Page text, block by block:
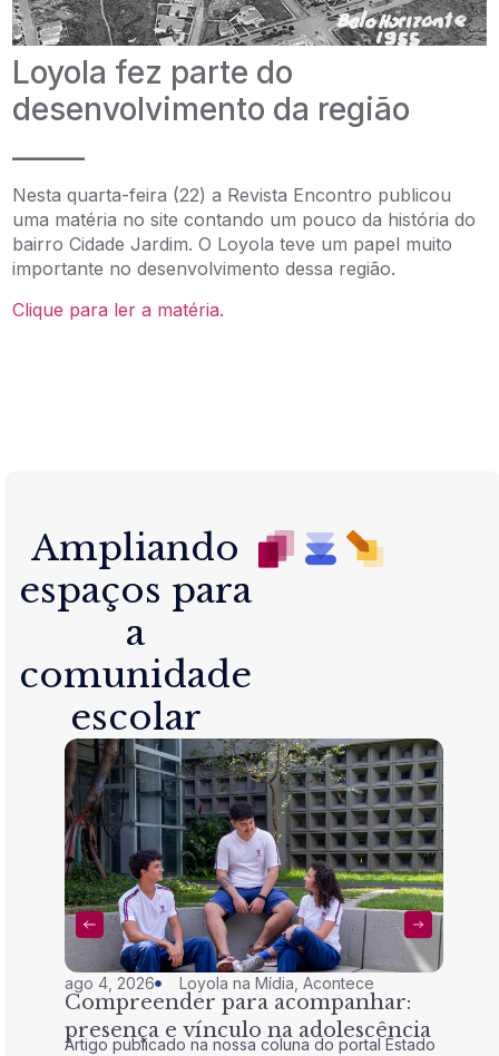
Loyola fez parte do
desenvolvimento da região
Nesta quarta-feira (22) a Revista Encontro publicou
uma matéria no site contando um pouco da história do
bairro Cidade Jardim. O Loyola teve um papel muito
importante no desenvolvimento dessa região.
Clique para ler a matéria.
Ampliando
espaços para
a
comunidade
escolar
ago 4, 2026 Loyola na Mídia ,Acontece
Compreender para acompanhar:
presença e vínculo na adolescência
Artigo publicado na nossa coluna do portal Estado